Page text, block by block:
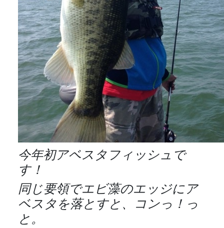
今年初アベスタフィッシュで
す！
同じ要領でエビ藻のエッジにア
ベスタを落とすと、コンっ！っ
と。